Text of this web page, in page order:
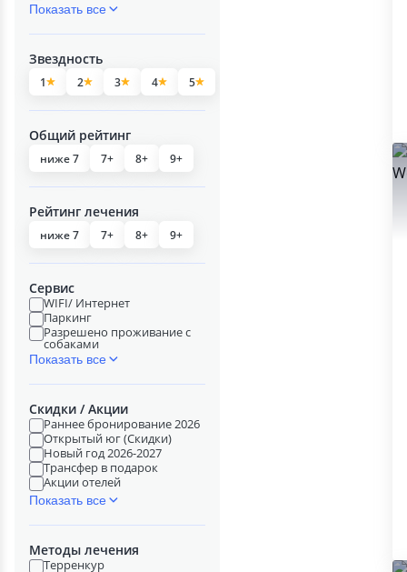
Показать все
Звездность
1 2 3 4 5
Общий рейтинг
ниже 7 7+ 8+ 9+
Рейтинг лечения
ниже 7 7+ 8+ 9+
Сервис
WIFI/ Интернет
Паркинг
Разрешено проживание с
собаками
Показать все
Скидки / Акции
Раннее бронирование 2026
Открытый юг (Скидки)
Новый год 2026-2027
Трансфер в подарок
Акции отелей
Показать все
Методы лечения
Терренкур